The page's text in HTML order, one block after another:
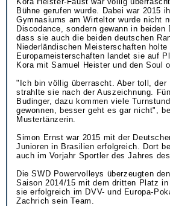
Bühne gerufen wurde. Dabei war 2015
Gymnasiums am Wirteltor wurde nicht
Discodance, sondern gewann in
dass sie auch die beiden deutschen
Niederländischen Meisterschaften
Europameisterschaften landet sie auf
Kora mit Samuel Heister und den Soul
"Ich bin völlig überrascht. Aber toll,
strahlte sie nach der Auszeichnung.
Budinger, dazu kommen viele
gewonnen, besser geht es gar nicht",
Mustertänzerin.
Simon Ernst war 2015 mit der
Junioren in Brasilien erfolgreich. Dort
auch im Vorjahr Sportler des Jahres
Die SWD Powervolleys überzeugten
Saison 2014/15 mit dem dritten Platz
sie erfolgreich im DVV- und Europa-
Zachrich sein Team.